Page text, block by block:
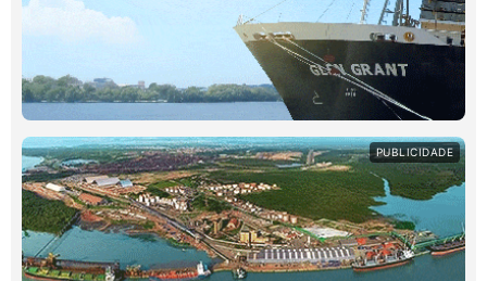
PUBLICIDADE